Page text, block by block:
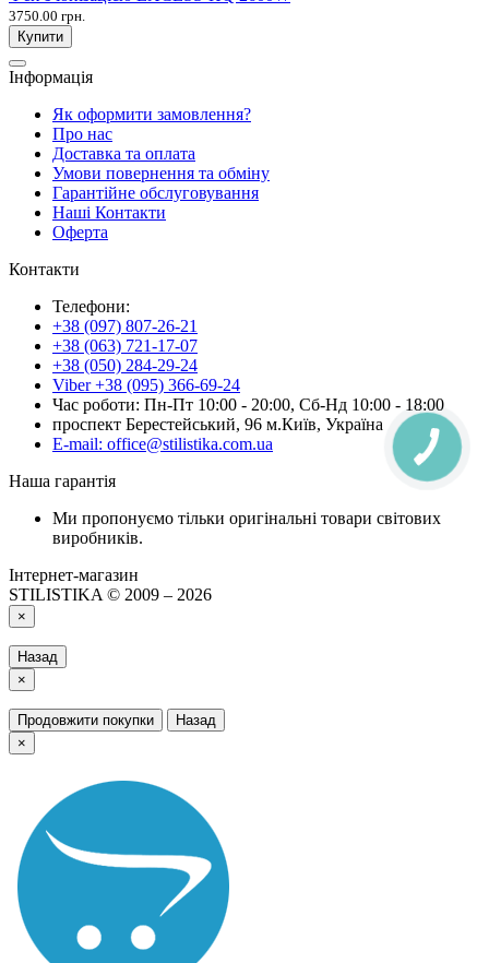
3750.00 грн.
Купити
Інформація
Як оформити замовлення?
Про нас
Доставка та оплата
Умови повернення та обміну
Гарантійне обслуговування
Наші Контакти
Оферта
Контакти
Телефони:
+38 (097) 807-26-21
+38 (063) 721-17-07
+38 (050) 284-29-24
Viber +38 (095) 366-69-24
Час роботи: Пн-Пт 10:00 - 20:00, Сб-Нд 10:00 - 18:00
проспект Берестейський, 96 м.Київ, Україна
E-mail: office@stilistika.com.ua
Наша гарантія
Ми пропонуємо тільки оригінальні товари світових
виробників.
Інтернет-магазин
STILISTIKA © 2009 – 2026
×
Назад
×
Продовжити покупки
Назад
×